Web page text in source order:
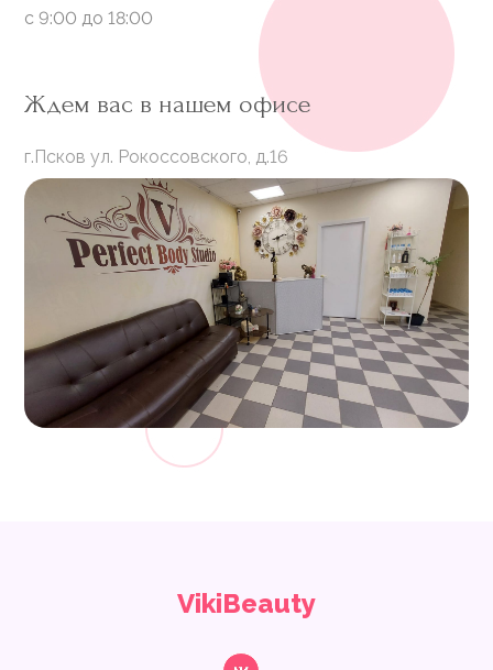
с 9:00 до 18:00
Ждем вас в нашем офисе
г.Псков ул. Рокоссовского, д.16
VikiBeauty